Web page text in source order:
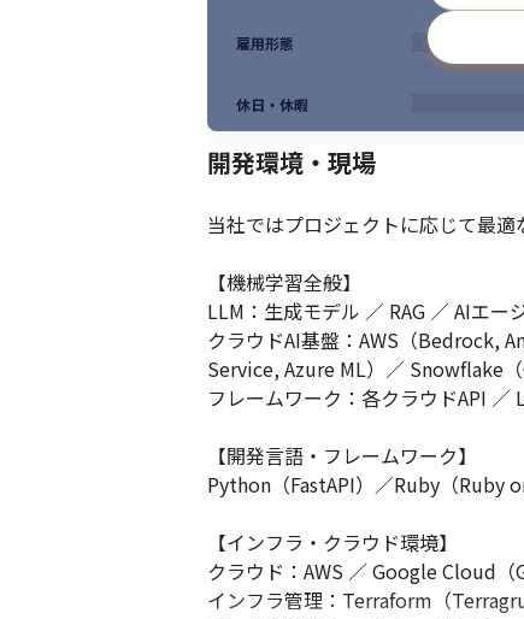
2.自律的に動き、他者の可能性も引き出せ
受け身ではなく、自分から動き出せる
技術的な知見だけでなく、チームメン
3.失敗も笑い飛ばし、成長の種としてポ
だからこそ、失敗を糧にし、それを笑顔
4.自分らしい生き方・働き方を模索し続
そんな挑戦を続けるちゅらデータでは、
地方在住・リモートワークなどの働き方
それぞれが「自分らしく」働ける環境づ
雇用形態
休日・休暇
開発環境・現場
当社ではプロジェクトに応じて最適
【機械学習全般】
LLM：生成モデル ／ RAG ／ AIエー
クラウドAI基盤：AWS（Bedrock,
Service, Azure ML）／ Snowflake
フレームワーク：各クラウドAPI ／
【開発言語・フレームワーク】
Python（FastAPI）／Ruby（Ruby
【インフラ・クラウド環境】
クラウド：AWS ／ Google Cloud
インフラ管理：Terraform（